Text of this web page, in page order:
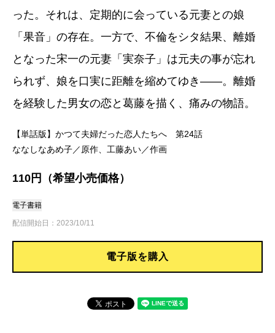
った。それは、定期的に会っている元妻との娘
「果音」の存在。一方で、不倫をシタ結果、離婚
となった宋一の元妻「実奈子」は元夫の事が忘れ
られず、娘を口実に距離を縮めてゆき――。離婚
を経験した男女の恋と葛藤を描く、痛みの物語。
【単話版】かつて夫婦だった恋人たちへ 第24話
ななしなあめ子／原作、工藤あい／作画
110円（希望小売価格）
電子書籍
配信開始日：2023/10/11
電子版を購入